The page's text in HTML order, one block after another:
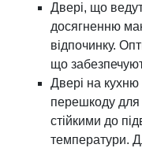
Двері, що
досягненню
відпочинку.
що
Двері на кухню
перешкоду для
стійкими до
температури.